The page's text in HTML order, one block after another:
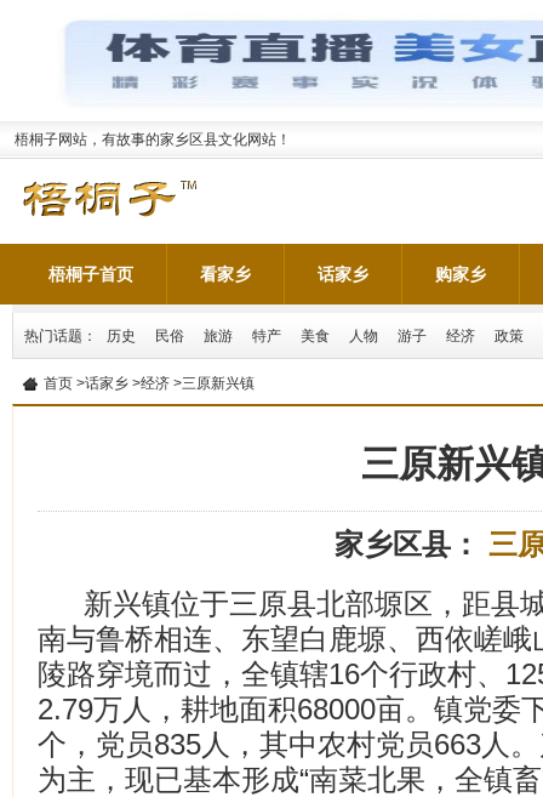
梧桐子网站，有故事的家乡区县文化网站！
梧桐子首页 看家乡 话家乡 购家乡
热门话题： 历史 民俗 旅游 特产 美食 人物 游子 经济 政策
首页 >话家乡 >经济 >三原新兴镇
三原新兴
家乡区县： 三
新兴镇位于三原县北部塬区，距县
南与鲁桥相连、东望白鹿塬、西依嵯
陵路穿境而过，全镇辖16个行政村、
2.79万人，耕地面积68000亩。镇党委
个，党员835人，其中农村党员663人
为主，现已基本形成“南菜北果，全镇